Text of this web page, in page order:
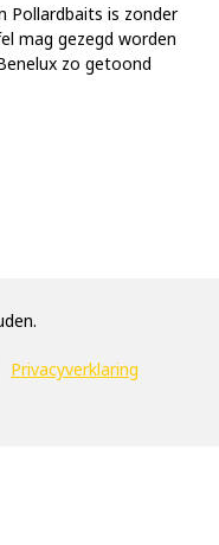
Pollardbaits is zonder
mag gezegd worden
zo getoond
Privacyverklaring